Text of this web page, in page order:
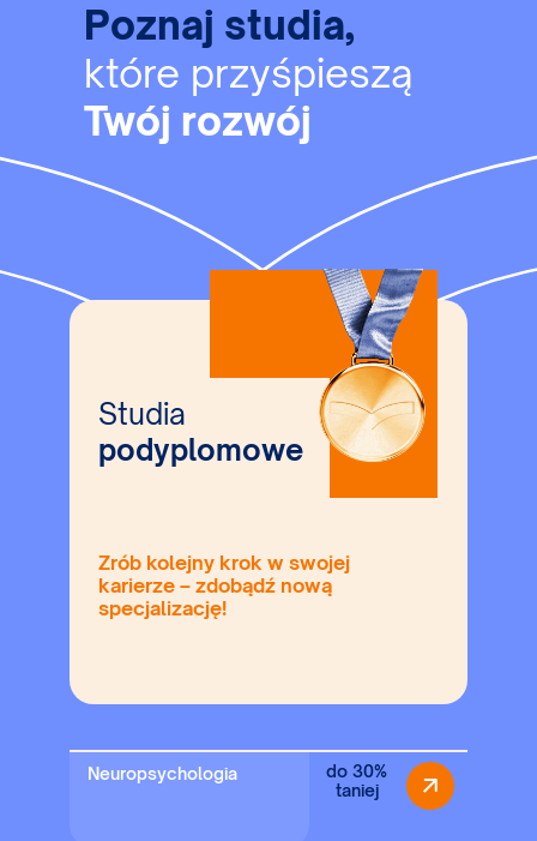
Poznaj studia,
które przyśpieszą
Twój rozwój
Neuropsychologia
do 30%
taniej
Studia
podyplomowe
Zrób kolejny krok w swojej
karierze – zdobądź nową
specjalizację!